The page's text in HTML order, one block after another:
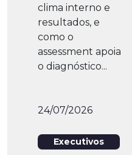
clima interno e
resultados, e
como o
assessment apoia
o diagnóstico...
24/07/2026
Executivos